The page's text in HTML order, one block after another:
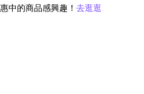
中的商品感興趣！ 去逛逛